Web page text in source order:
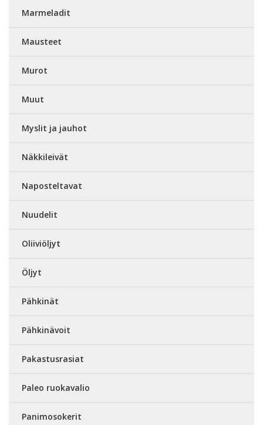
Marmeladit
Mausteet
Murot
Muut
Myslit ja jauhot
Näkkileivät
Naposteltavat
Nuudelit
Oliiviöljyt
Öljyt
Pähkinät
Pähkinävoit
Pakastusrasiat
Paleo ruokavalio
Panimosokerit